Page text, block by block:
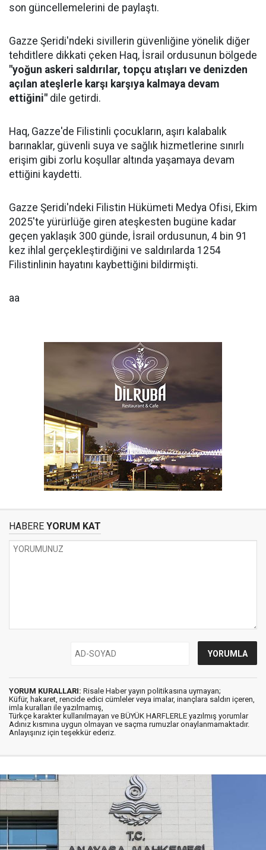
son güncellemelerini de paylaştı.
Gazze Şeridi'ndeki sivillerin güvenliğine yönelik diğer
tehditlere dikkati çeken Haq, İsrail ordusunun bölgede
"yoğun askeri saldırılar, topçu atışları ve denizden
açılan ateşlerle karşı karşıya kalmaya devam
ettiğini" dile getirdi.
Haq, Gazze'de Filistinli çocukların, aşırı kalabalık
barınaklar, güvenli suya ve sağlık hizmetlerine sınırlı
erişim gibi zorlu koşullar altında yaşamaya devam
ettiğini kaydetti.
Gazze Şeridi'ndeki Filistin Hükümeti Medya Ofisi, Ekim
2025'te yürürlüğe giren ateşkesten bugüne kadar
geçen yaklaşık 300 günde, İsrail ordusunun, 4 bin 91
kez ihlal gerçekleştirdiğini ve saldırılarda 1254
Filistinlinin hayatını kaybettiğini bildirmişti.
aa
HABERE YORUM KAT
YORUM KURALLARI: Risale Haber yayın politikasına uymayan;
Küfür, hakaret, rencide edici cümleler veya imalar, inançlara saldırı içeren,
imla kuralları ile yazılmamış,
Türkçe karakter kullanılmayan ve BÜYÜK HARFLERLE yazılmış yorumlar
Adınız kısmına uygun olmayan ve saçma rumuzlar onaylanmamaktadır.
Anlayışınız için teşekkür ederiz.